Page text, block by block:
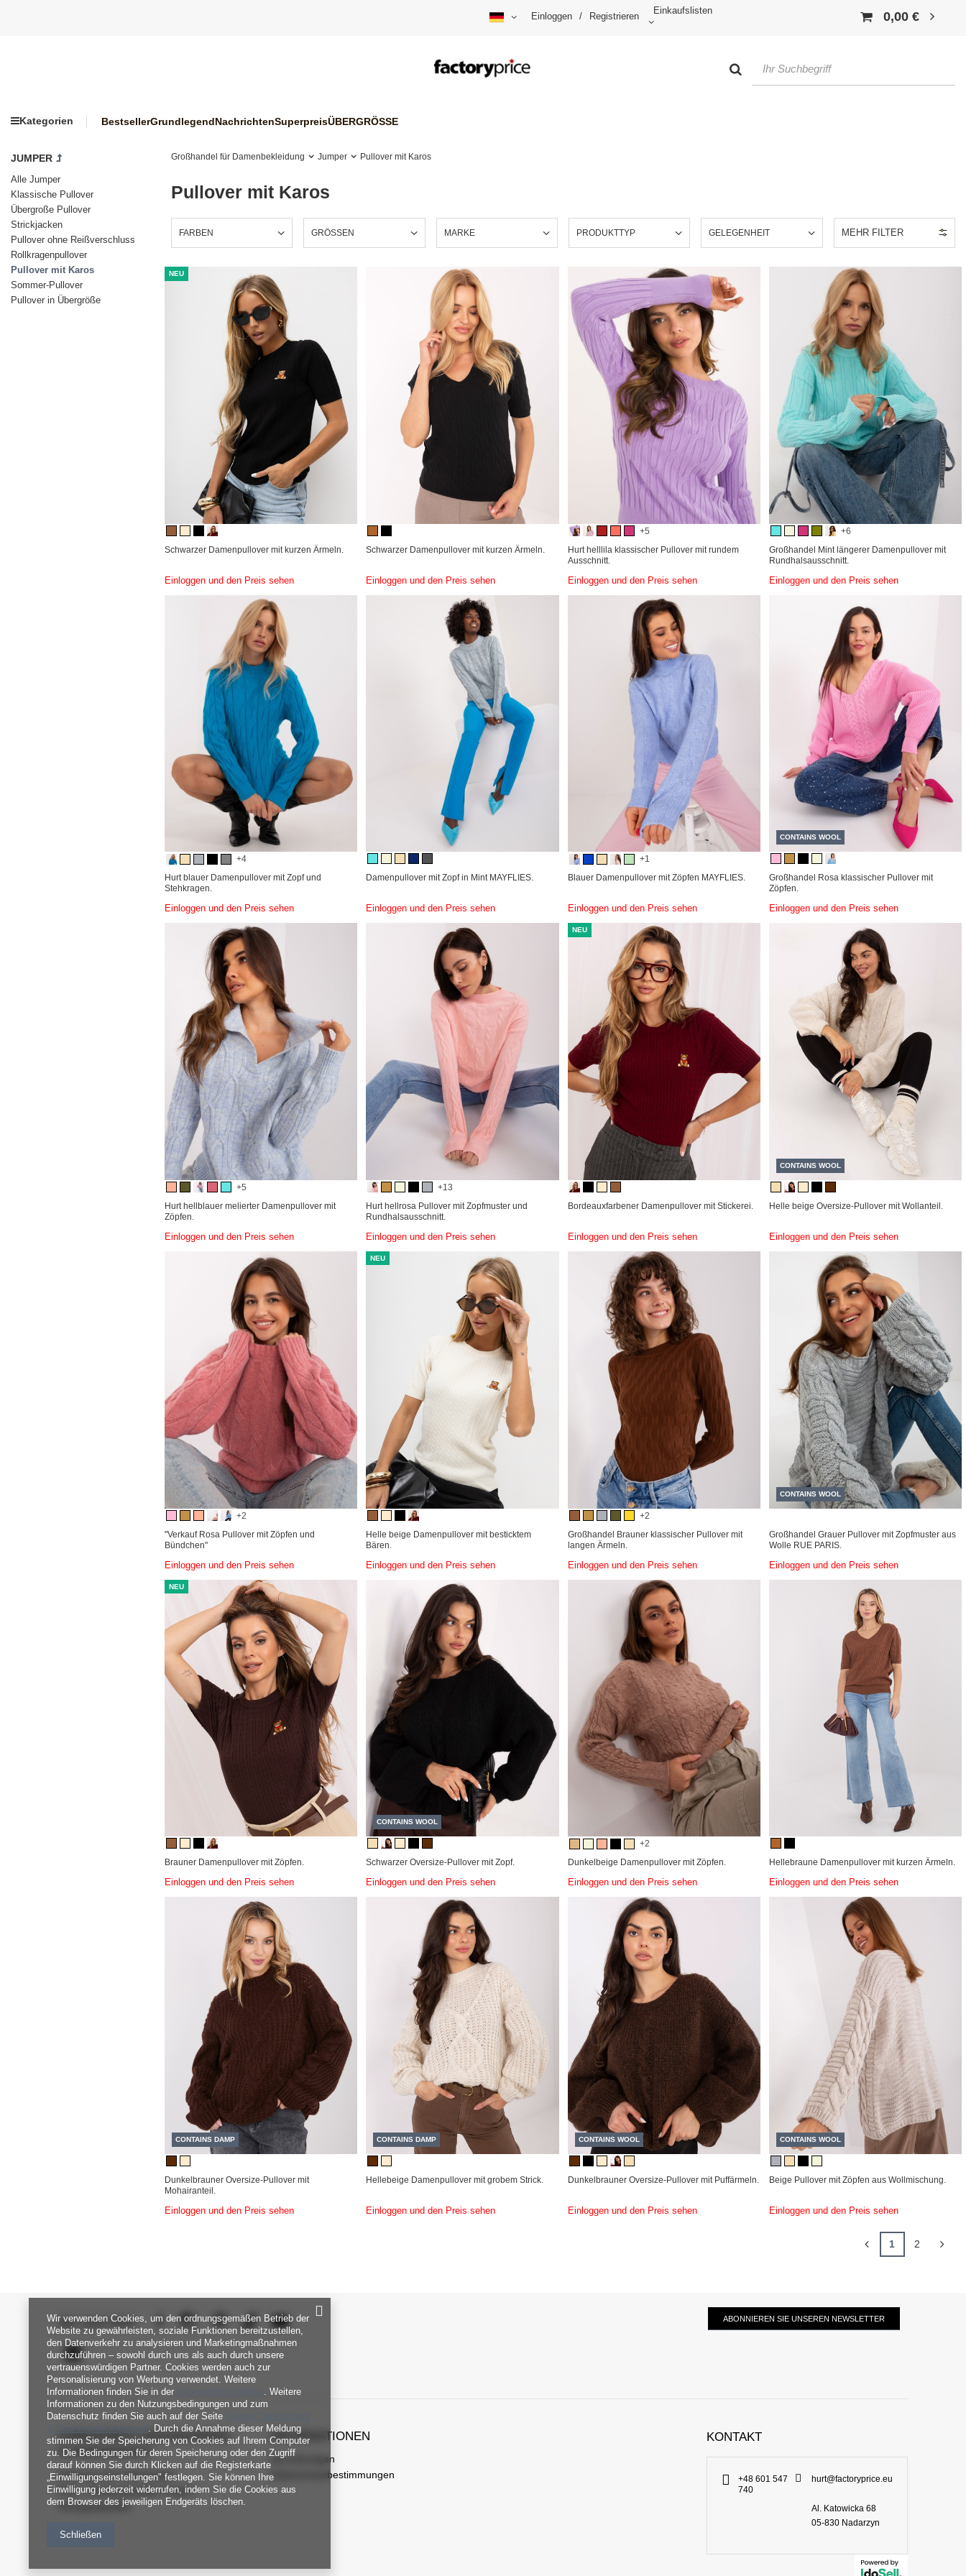
Einloggen / Registrieren
Einkaufslisten 0,00 €
Kategorien BestsellerGrundlegendNachrichtenSuperpreisÜBERGRÖSSE
JUMPER
Alle Jumper
Klassische Pullover
Übergroße Pullover
Strickjacken
Pullover ohne Reißverschluss
Rollkragenpullover
Pullover mit Karos
Sommer-Pullover
Pullover in Übergröße
Großhandel für Damenbekleidung Jumper Pullover mit Karos
Pullover mit Karos
FARBEN GRÖSSEN MARKE PRODUKTTYP GELEGENHEIT MEHR FILTER
NEU
Schwarzer Damenpullover mit kurzen Ärmeln.
Einloggen und den Preis sehen
Schwarzer Damenpullover mit kurzen Ärmeln.
Einloggen und den Preis sehen
+5
Hurt helllila klassischer Pullover mit rundem
Ausschnitt.
Einloggen und den Preis sehen
+6
Großhandel Mint längerer Damenpullover mit
Rundhalsausschnitt.
Einloggen und den Preis sehen
+4
Hurt blauer Damenpullover mit Zopf und
Stehkragen.
Einloggen und den Preis sehen
Damenpullover mit Zopf in Mint MAYFLIES.
Einloggen und den Preis sehen
+1
Blauer Damenpullover mit Zöpfen MAYFLIES.
Einloggen und den Preis sehen
CONTAINS WOOL
Großhandel Rosa klassischer Pullover mit
Zöpfen.
Einloggen und den Preis sehen
+5
Hurt hellblauer melierter Damenpullover mit
Zöpfen.
Einloggen und den Preis sehen
+13
Hurt hellrosa Pullover mit Zopfmuster und
Rundhalsausschnitt.
Einloggen und den Preis sehen
NEU
Bordeauxfarbener Damenpullover mit Stickerei.
Einloggen und den Preis sehen
CONTAINS WOOL
Helle beige Oversize-Pullover mit Wollanteil.
Einloggen und den Preis sehen
+2
"Verkauf Rosa Pullover mit Zöpfen und
Bündchen"
Einloggen und den Preis sehen
NEU
Helle beige Damenpullover mit besticktem
Bären.
Einloggen und den Preis sehen
+2
Großhandel Brauner klassischer Pullover mit
langen Ärmeln.
Einloggen und den Preis sehen
CONTAINS WOOL
Großhandel Grauer Pullover mit Zopfmuster aus
Wolle RUE PARIS.
Einloggen und den Preis sehen
NEU
Brauner Damenpullover mit Zöpfen.
Einloggen und den Preis sehen
CONTAINS WOOL
Schwarzer Oversize-Pullover mit Zopf.
Einloggen und den Preis sehen
+2
Dunkelbeige Damenpullover mit Zöpfen.
Einloggen und den Preis sehen
Hellebraune Damenpullover mit kurzen Ärmeln.
Einloggen und den Preis sehen
CONTAINS DAMP
Dunkelbrauner Oversize-Pullover mit
Mohairanteil.
Einloggen und den Preis sehen
CONTAINS DAMP
Hellebeige Damenpullover mit grobem Strick.
Einloggen und den Preis sehen
CONTAINS WOOL
Dunkelbrauner Oversize-Pullover mit Puffärmeln.
Einloggen und den Preis sehen
CONTAINS WOOL
Beige Pullover mit Zöpfen aus Wollmischung.
Einloggen und den Preis sehen
1 2
SEI UNS NAH ABONNIEREN SIE UNSEREN NEWSLETTER
FABRIKPREIS-GROSSHANDEL-K
UNDENDIENST
Zahlung und Lieferkosten
FAQ - Häufig gestellte Fragen
Rückgabepolitik
INFORMATIONEN
Verordnungen
Datenschutzbestimmungen
KONTAKT
+48 601 547
740
hurt@factoryprice.eu
Al. Katowicka 68
05-830 Nadarzyn
Wir verwenden Cookies, um den ordnungsgemäßen Betrieb der
Website zu gewährleisten, soziale Funktionen bereitzustellen,
den Datenverkehr zu analysieren und Marketingmaßnahmen
durchzuführen – sowohl durch uns als auch durch unsere
vertrauenswürdigen Partner. Cookies werden auch zur
Personalisierung von Werbung verwendet. Weitere
Informationen finden Sie in der
. Weitere
Informationen zu den Nutzungsbedingungen und zum
Datenschutz finden Sie auch auf der Seite
& Nutzungsbedingungen . Durch die Annahme dieser Meldung
stimmen Sie der Speicherung von Cookies auf Ihrem Computer
zu. Die Bedingungen für deren Speicherung oder den Zugriff
darauf können Sie durch Klicken auf die Registerkarte
„Einwilligungseinstellungen" festlegen. Sie können Ihre
Einwilligung jederzeit widerrufen, indem Sie die Cookies aus
dem Browser des jeweiligen Endgeräts löschen.
Schließen